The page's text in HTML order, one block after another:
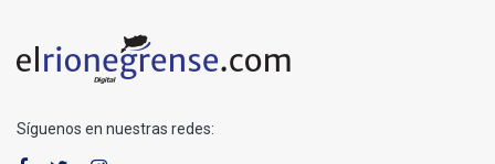
Síguenos en nuestras redes: